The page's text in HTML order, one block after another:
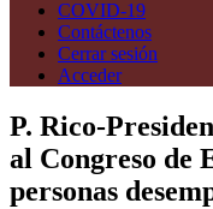
COVID-19
Contáctenos
Cerrar sesión
Acceder
P. Rico-
al Congreso de
personas